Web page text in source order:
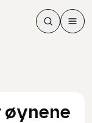
Søk
Søk
Meny
øynene